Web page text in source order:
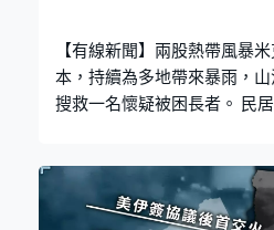
【有線新聞】兩股熱帶風暴
本，持續為多地帶來暴雨，
搜救一名懷疑被困長者。 民
人員正加緊搜救餘下一名失
雨，海邊湧起大浪，目前海